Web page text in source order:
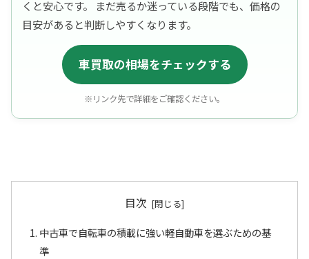
くと安心です。 まだ売るか迷っている段階でも、価格の
目安があると判断しやすくなります。
車買取の相場をチェックする
※リンク先で詳細をご確認ください。
目次
中古車で自転車の積載に強い軽自動車を選ぶための基
準